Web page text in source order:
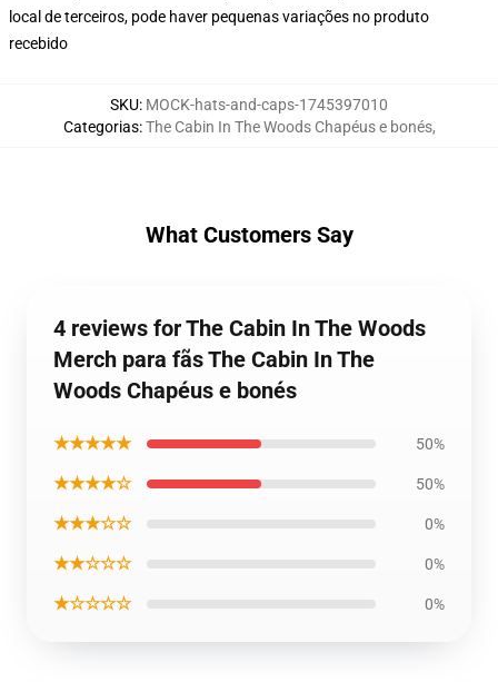
local de terceiros, pode haver pequenas variações no produto
recebido
SKU: MOCK-hats-and-caps-1745397010
Categorias:The Cabin In The Woods Chapéus e bonés,
What Customers Say
4 reviews for The Cabin In The Woods
Merch para fãs The Cabin In The
Woods Chapéus e bonés
★★★★★ 50%
★★★★☆ 50%
★★★☆☆ 0%
★★☆☆☆ 0%
★☆☆☆☆ 0%